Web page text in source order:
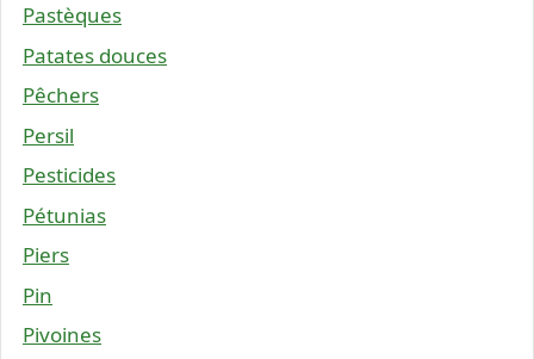
Pastèques
Patates douces
Pêchers
Persil
Pesticides
Pétunias
Piers
Pin
Pivoines